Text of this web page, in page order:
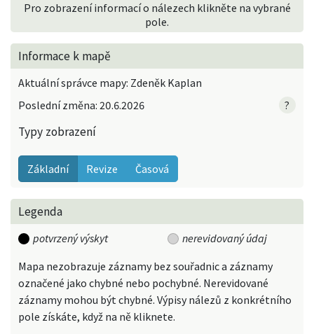
Pro zobrazení informací o nálezech klikněte na vybrané
pole.
Informace k mapě
Aktuální správce mapy: Zdeněk Kaplan
Poslední změna: 20.6.2026
?
Typy zobrazení
Základní Revize Časová
Legenda
potvrzený výskyt
nerevidovaný údaj
Mapa nezobrazuje záznamy bez souřadnic a záznamy
označené jako chybné nebo pochybné. Nerevidované
záznamy mohou být chybné. Výpisy nálezů z konkrétního
pole získáte, když na ně kliknete.